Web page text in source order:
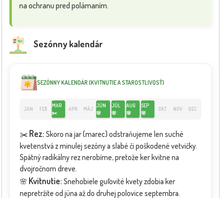
na ochranu pred polámaním.
Sezónny kalendár
SEZÓNNY KALENDÁR (KVITNUTIE A STAROSTLIVOSŤ)
JAN FEB
MAR
✂️
APR MÁJ
JÚN
🌸
JÚL
🌸
AUG
🌸
SEP
🌸
OKT NOV DEC
✂️ Rez: Skoro na jar (marec) odstraňujeme len suché
kvetenstvá z minulej sezóny a slabé či poškodené vetvičky.
Spätný radikálny rez nerobíme, pretože ker kvitne na
dvojročnom dreve.
🌸 Kvitnutie: Snehobiele guľovité kvety zdobia ker
nepretržite od júna až do druhej polovice septembra.